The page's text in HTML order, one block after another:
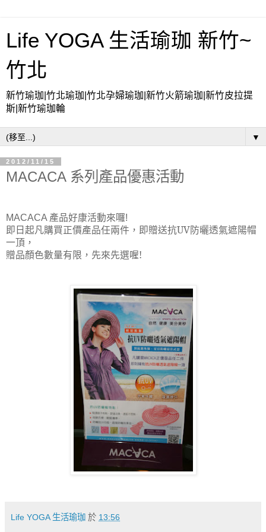
Life YOGA 生活瑜珈 新竹~
竹北
新竹瑜珈|竹北瑜珈|竹北孕婦瑜珈|新竹火箭瑜珈|新竹皮拉提
斯|新竹瑜珈輪
▼
2012/11/15
MACACA 系列產品優惠活動
MACACA 產品好康活動來囉!
即日起凡購買正價產品任兩件 ，即贈送抗UV防曬透氣遮陽帽
一頂 ，
贈品顏色數量有限 ，先來先選喔!
Life YOGA 生活瑜珈 於 13:56